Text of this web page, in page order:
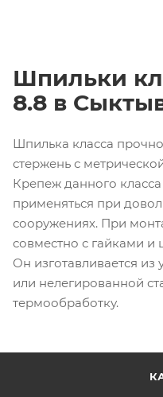
Шпильки
8.8 в
Шпилька класса
стержень с
Крепеж данного
применяться при
сооружениях. При
совместно с гайками
Он изготавливается из
или нелегированной
термообработку.